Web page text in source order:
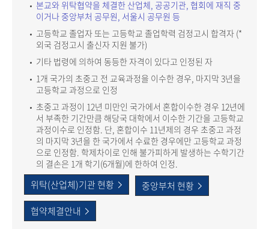
본교와 위탁협약을 체결한 산업체, 공공기관, 협회에 재직 중
이거나 중앙부처 공무원, 서울시 공무원 등
고등학교 졸업자 또는 고등학교 졸업학력 검정고시 합격자 (*
외국 검정고시 출신자 지원 불가)
기타 법령에 의하여 동등한 자격이 있다고 인정된 자
1개 국가의 초중고 전 교육과정을 이수한 경우, 마지막 3년을
고등학교 과정으로 인정
초중고 과정이 12년 미만인 국가에서 혼합이수한 경우 12년에
서 부족한 기간만큼 해당국 대학에서 이수한 기간을 고등학교
과정이수로 인정함. 단, 혼합이수 11년제의 경우 초중고 과정
의 마지막 3년을 한 국가에서 수료한 경우에만 고등학교 과정
으로 인정함. 학제차이로 인해 불가피하게 발생하는 수학기간
의 결손은 1개 학기(6개월)에 한하여 인정.
위탁(산업체)기관 현황
중앙부처 현황
협약체결안내